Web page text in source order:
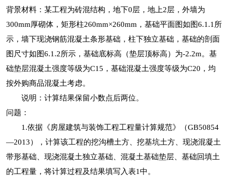
背景材料：某工程为砖混结构，地下0层，地上2层，外墙为
300mm厚砌体，矩形柱260mm×260mm，基础平面图如图6.1.1所
示，墙下现浇钢筋混凝土条形基础，柱下独立基础，基础的剖面
图尺寸如图6.1.2所示，基础底标高（垫层顶标高）为-2.2m。基
础垫层混凝土强度等级为C15，基础混凝土强度等级为C20，均
按外购商品混凝土考虑。
说明：计算结果保留小数点后两位。
问题：
1.依据《房屋建筑与装饰工程工程量计算规范》（GB50854
—2013），计算该工程的挖沟槽土方、挖基坑土方、现浇混凝土
带形基础、现浇混凝土独立基础、混凝土基础垫层、基础回填土
的工程量，将计算过程及结果填写入表1中。